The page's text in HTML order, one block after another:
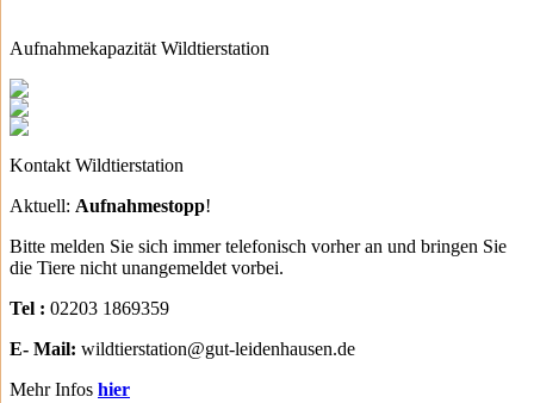
Aufnahmekapazität Wildtierstation
Kontakt Wildtierstation
Aktuell: Aufnahmestopp!
Bitte melden Sie sich immer telefonisch vorher an und bringen Sie
die Tiere nicht unangemeldet vorbei.
Tel : 02203 1869359
E- Mail: wildtierstation@gut-leidenhausen.de
Mehr Infos hier